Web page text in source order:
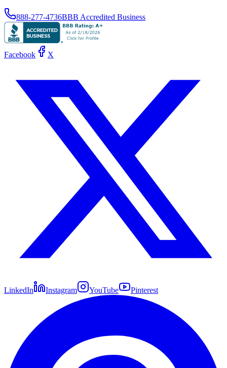
888-277-4736BBB Accredited Business
Facebook X
LinkedIn Instagram YouTube Pinterest